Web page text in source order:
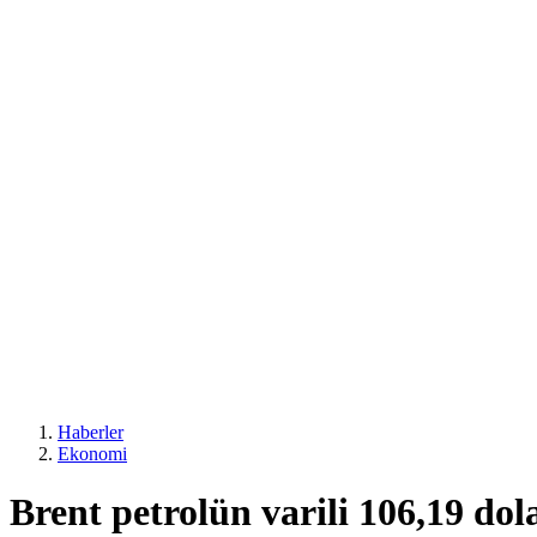
Haberler
Ekonomi
Brent petrolün varili 106,19